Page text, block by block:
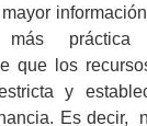
más
que los
y
Es decir,